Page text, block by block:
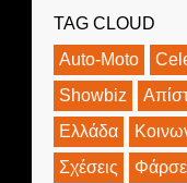
TAG CLOUD
Auto-Moto
Showbiz
Ελλάδα
Σχέσεις